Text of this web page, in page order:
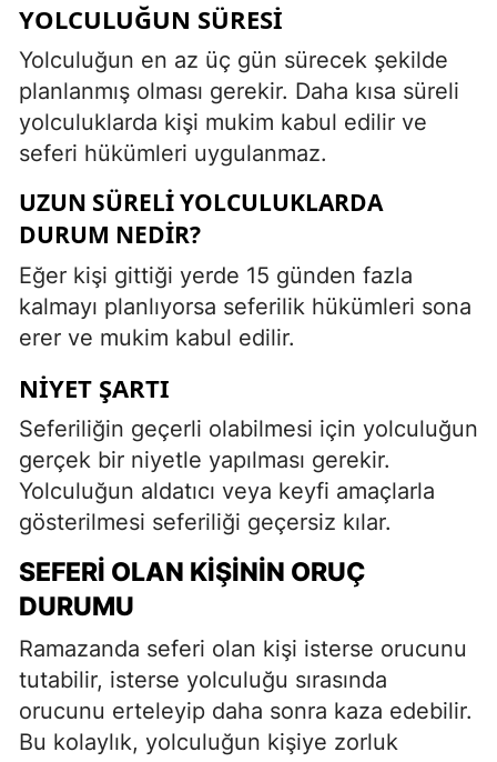
YOLCULUĞUN SÜRESI
Yolculuğun en az üç gün sürecek şekilde
planlanmış olması gerekir. Daha kısa süreli
yolculuklarda kişi mukim kabul edilir ve
seferi hükümleri uygulanmaz.
UZUN SÜRELI YOLCULUKLARDA
DURUM NEDIR?
Eğer kişi gittiği yerde 15 günden fazla
kalmayı planlıyorsa seferilik hükümleri sona
erer ve mukim kabul edilir.
NIYET ŞARTI
Seferiliğin geçerli olabilmesi için yolculuğun
gerçek bir niyetle yapılması gerekir.
Yolculuğun aldatıcı veya keyfi amaçlarla
gösterilmesi seferiliği geçersiz kılar.
SEFERI OLAN KIŞININ ORUÇ
DURUMU
Ramazanda seferi olan kişi isterse orucunu
tutabilir, isterse yolculuğu sırasında
orucunu erteleyip daha sonra kaza edebilir.
Bu kolaylık, yolculuğun kişiye zorluk